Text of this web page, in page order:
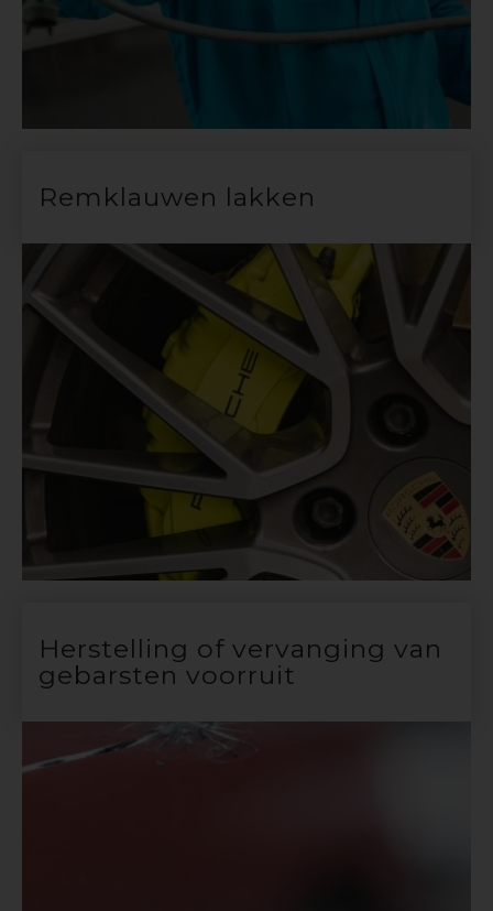
Remklauwen lakken
Herstelling of vervanging van
gebarsten voorruit